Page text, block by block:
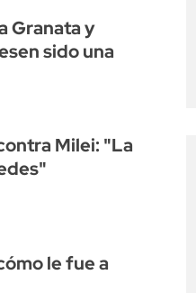
Granata y
sido una
Milei: "La
le fue a